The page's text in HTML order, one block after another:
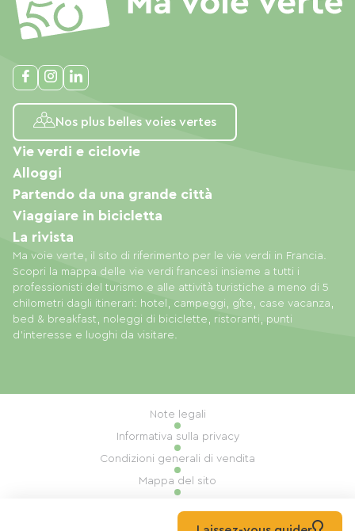
Nos plus belles voies vertes
Ma voie verte, il sito di riferimento per le vie verdi in Francia.
Scopri la mappa delle vie verdi francesi insieme a tutti i
professionisti del turismo e alle attività turistiche a meno di 5
chilometri dagli itinerari: hotel, campeggi, gîte, case vacanza,
bed & breakfast, noleggi di biciclette, ristoranti, punti
d'interesse e luoghi da visitare.
Vie verdi e ciclovie
Alloggi
Partendo da una grande città
Viaggiare in bicicletta
La rivista
Note legali
Informativa sulla privacy
Condizioni generali di vendita
Mappa del sito
Realizzazione: Mill, Privas